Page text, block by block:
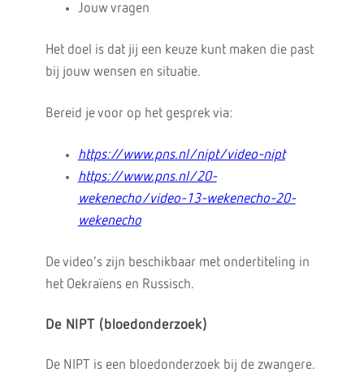
Jouw vragen
Het doel is dat jij een keuze kunt maken die past
bij jouw wensen en situatie.
Bereid je voor op het gesprek via:
https://www.pns.nl/nipt/video-nipt
https://www.pns.nl/20-
wekenecho/video-13-wekenecho-20-
wekenecho
De video’s zijn beschikbaar met ondertiteling in
het Oekraïens en Russisch.
De NIPT (bloedonderzoek)
De NIPT is een bloedonderzoek bij de zwangere.